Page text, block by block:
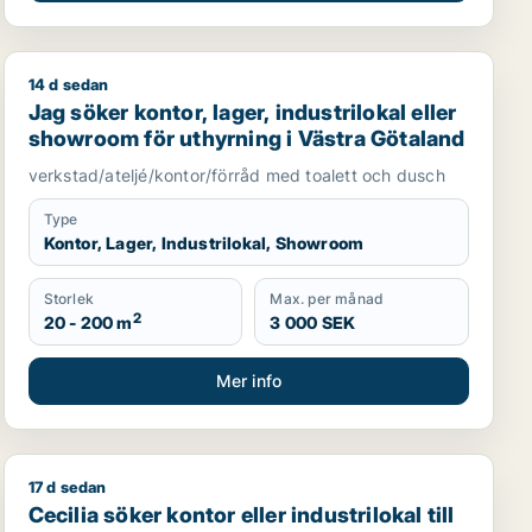
i Huddinge eller Botkyrka
Jag söker kontor, lager, industrilokal eller showroom
14 d sedan
Jag söker kontor, lager, industrilokal eller
showroom för uthyrning i Västra Götaland
verkstad/ateljé/kontor/förråd med toalett och dusch
Type
Kontor, Lager, Industrilokal, Showroom
Storlek
20 - 200 m2
Max. per månad
3 000 SEK
Mer info
Cecilia söker kontor eller industrilokal till salu i Malmö
17 d sedan
Cecilia söker kontor eller industrilokal till